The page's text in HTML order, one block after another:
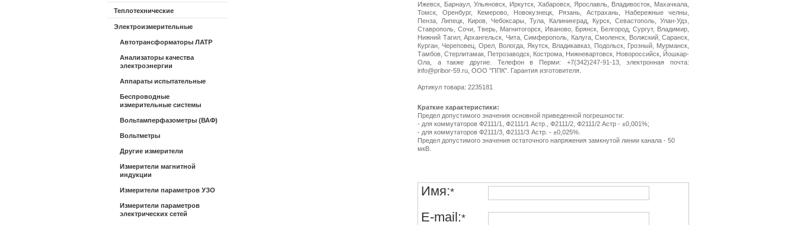
Теплотехнические
Электроизмерительные
Автотрансформаторы ЛАТР
Анализаторы качества
электроэнергии
Аппараты испытательные
Беспроводные
измерительные системы
Вольтамперфазометры (ВАФ)
Вольтметры
Другие измерители
Измерители магнитной
индукции
Измерители параметров УЗО
Измерители параметров
электрических сетей
Ижевск, Барнаул, Ульяновск, Иркутск, Хабаровск, Ярославль, Владивосток, Махачкала,
Томск, Оренбург, Кемерово, Новокузнецк, Рязань, Астрахань, Набережные челны,
Пенза, Липецк, Киров, Чебоксары, Тула, Калининград, Курск, Севастополь, Улан-Удэ,
Ставрополь, Сочи, Тверь, Магнитогорск, Иваново, Брянск, Белгород, Сургут, Владимир,
Нижний Тагил, Архангельск, Чита, Симферополь, Калуга, Смоленск, Волжский, Саранск,
Курган, Череповец, Орел, Вологда, Якутск, Владикавказ, Подольск, Грозный, Мурманск,
Тамбов, Стерлитамак, Петрозаводск, Кострома, Нижневартовск, Новороссийск, Йошкар-
Ола, а также другие. Телефон в Перми: +7(342)247-91-13, электронная почта:
info@pribor-59.ru, ООО "ППК". Гарантия изготовителя.
Артикул товара: 2235181
Краткие характеристики:
Предел допустимого значения основной приведенной погрешности:
- для коммутаторов Ф2111/1, Ф2111/1 Астр., Ф2111/2, Ф2111/2 Астр - ±0,001%;
- для коммутаторов Ф2111/3, Ф2111/З Астр. - ±0,025%.
Предел допустимого значения остаточного напряжения замкнутой линии канала - 50
мкВ.
Имя:*
E-mail:*